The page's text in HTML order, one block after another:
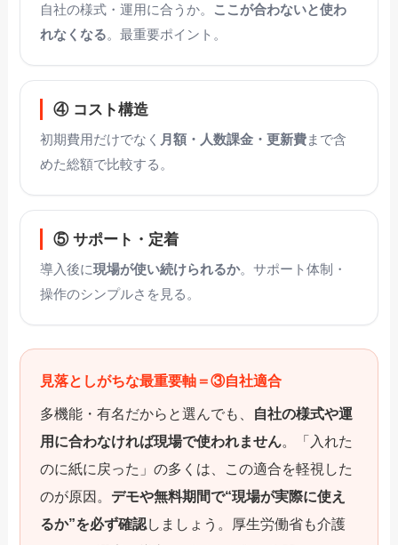
自社の様式・運用に合うか。 ここが合わないと使わ
れなくなる。最重要ポイント。
④ コスト構造
初期費用だけでなく 月額・人数課金・更新費まで含
めた総額で比較する。
⑤ サポート・定着
導入後に現場が使い続けられるか。サポート体制・
操作のシンプルさを見る。
見落としがちな最重要軸＝③自社適合
多機能・有名だからと選んでも、 自社の様式や運
用に合わなければ現場で使われません。「入れた
のに紙に戻った」の多くは、この適合を軽視した
のが原因。 デモや無料期間で“現場が実際に使え
るか”を必ず確認しましょう。厚生労働省も介護